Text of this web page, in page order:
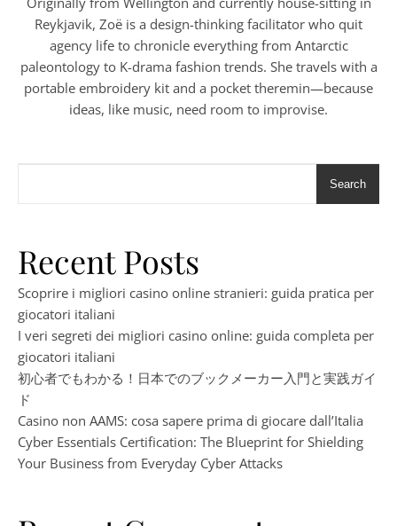
Reykjavik, Zoë is a design-thinking facilitator who quit
agency life to chronicle everything from Antarctic
paleontology to K-drama fashion trends. She travels with a
portable embroidery kit and a pocket theremin—because
ideas, like music, need room to improvise.
Search
Recent Posts
Scoprire i migliori casino online stranieri: guida pratica per
giocatori italiani
I veri segreti dei migliori casino online: guida completa per
giocatori italiani
初心者でもわかる！日本でのブックメーカー入門と実践ガイ
ド
Casino non AAMS: cosa sapere prima di giocare dall’Italia
Cyber Essentials Certification: The Blueprint for Shielding
Your Business from Everyday Cyber Attacks